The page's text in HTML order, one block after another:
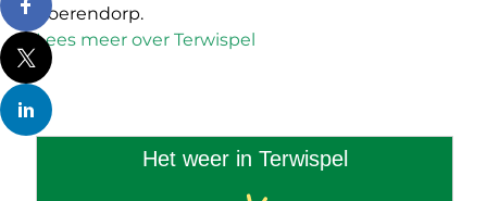
boerendorp.
Lees meer over Terwispel
Het weer in Terwispel